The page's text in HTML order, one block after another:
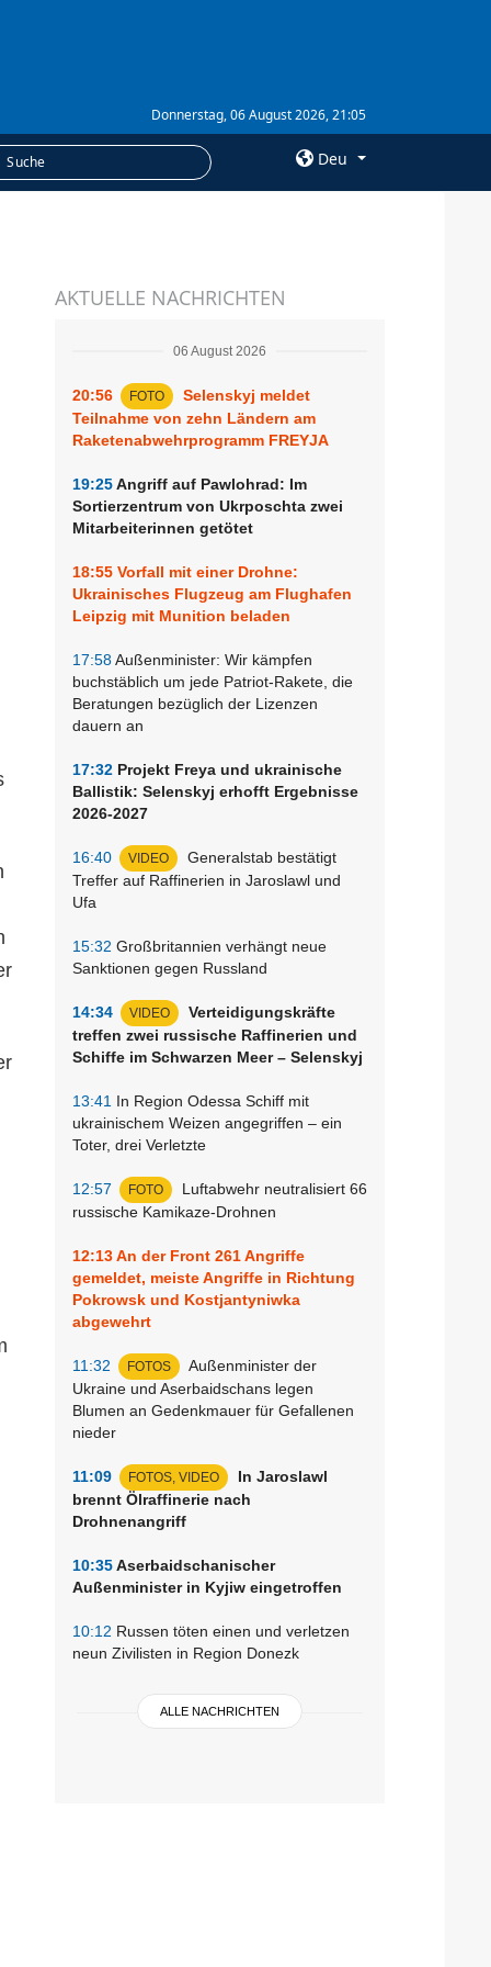
Donnerstag, 06 August 2026, 21:05
Deu
Abonnement
AKTUELLE NACHRICHTEN
06 August 2026
20:56 FOTO
Selenskyj meldet
Teilnahme von zehn Ländern am
Raketenabwehrprogramm FREYJA
19:25Angriff auf Pawlohrad: Im
Sortierzentrum von Ukrposchta zwei
Mitarbeiterinnen getötet
18:55 Vorfall mit einer Drohne:
Ukrainisches Flugzeug am Flughafen
Leipzig mit Munition beladen
17:58Außenminister: Wir kämpfen
buchstäblich um jede Patriot-Rakete, die
Beratungen bezüglich der Lizenzen
dauern an
17:32 Projekt Freya und ukrainische
Ballistik: Selenskyj erhofft Ergebnisse
2026-2027
16:40 VIDEO
Generalstab bestätigt
Treffer auf Raffinerien in Jaroslawl und
Ufa
15:32 Großbritannien verhängt neue
Sanktionen gegen Russland
14:34 VIDEO
Verteidigungskräfte
treffen zwei russische Raffinerien und
Schiffe im Schwarzen Meer – Selenskyj
13:41 In Region Odessa Schiff mit
ukrainischem Weizen angegriffen – ein
Toter, drei Verletzte
12:57 FOTO
Luftabwehr neutralisiert 66
russische Kamikaze-Drohnen
12:13An der Front 261 Angriffe
gemeldet, meiste Angriffe in Richtung
Pokrowsk und Kostjantyniwka
abgewehrt
11:32 FOTOS
Außenminister der
Ukraine und Aserbaidschans legen
Blumen an Gedenkmauer für Gefallenen
nieder
11:09 FOTOS, VIDEO
In Jaroslawl
brennt Ölraffinerie nach
Drohnenangriff
10:35Aserbaidschanischer
Außenminister in Kyjiw eingetroffen
10:12 Russen töten einen und verletzen
neun Zivilisten in Region Donezk
ALLE NACHRICHTEN